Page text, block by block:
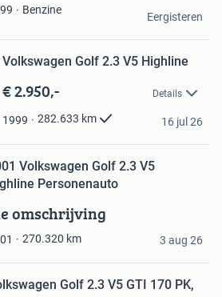
Benzine
Eergisteren
Volkswagen Golf 2.3 V5 Highline
€ 2.950,- Details
1999 282.633 km 16 jul 26
Volkswagen Golf 2.3 V5
Personenauto
omschrijving
270.320 km 3 aug 26
Golf 2.3 V5 GTI 170 PK,